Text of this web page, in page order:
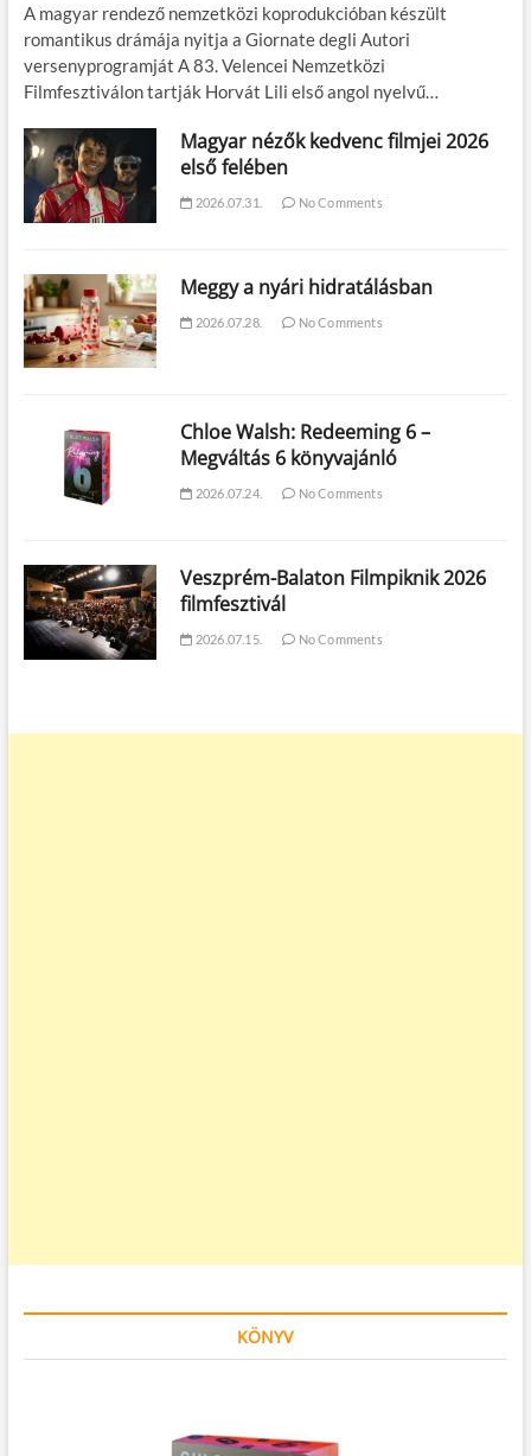
A magyar rendező nemzetközi koprodukcióban készült
romantikus drámája nyitja a Giornate degli Autori
versenyprogramját A 83. Velencei Nemzetközi
Filmfesztiválon tartják Horvát Lili első angol nyelvű…
Magyar nézők kedvenc filmjei 2026
első felében
2026.07.31. No Comments
Meggy a nyári hidratálásban
2026.07.28. No Comments
Chloe Walsh: Redeeming 6 –
Megváltás 6 könyvajánló
2026.07.24. No Comments
Veszprém-Balaton Filmpiknik 2026
filmfesztivál
2026.07.15. No Comments
KÖNYV